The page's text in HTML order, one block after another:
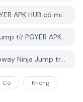
Ứng dụng Subway Ninja Jump trên PGYER APK HUB có miễn phí không?
Tôi cần tài khoản để tải Subway Ninja Jump từ PGYER APK HUB không?
Làm thế nào để báo cáo vấn đề với Subway Ninja Jump trên PGYER APK HUB?
Có Không